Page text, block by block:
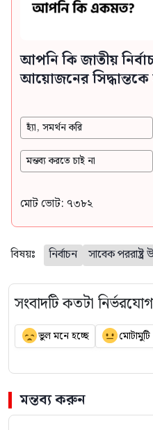
আপনি কি জাতীয়
আয়োজনের
হ্যাঁ, সমর্থন করি
মন্তব্য করতে চাই না
মোট ভোট: ৭৩৮২
বিষয়ঃ নির্বাচন সাবেক পররাষ্ট্র
সংবাদটি কতটা
ভুল মনে হচ্ছে মোটামুটি
মন্তব্য করুন